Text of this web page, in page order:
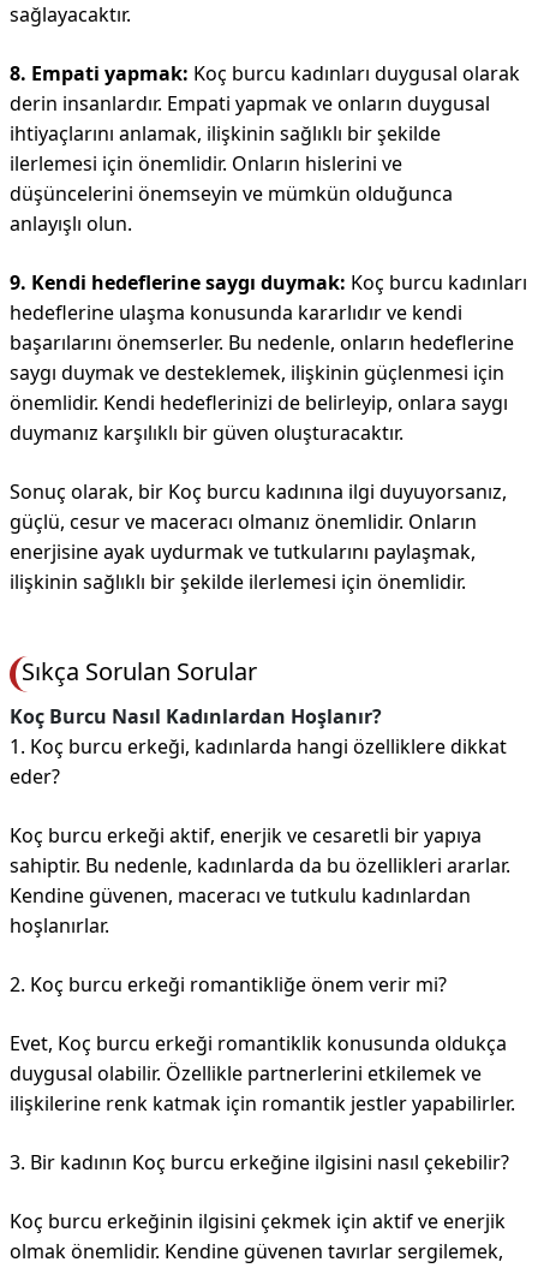
sağlayacaktır.
8. Empati yapmak: Koç burcu kadınları duygusal olarak
derin insanlardır. Empati yapmak ve onların duygusal
ihtiyaçlarını anlamak, ilişkinin sağlıklı bir şekilde
ilerlemesi için önemlidir. Onların hislerini ve
düşüncelerini önemseyin ve mümkün olduğunca
anlayışlı olun.
9. Kendi hedeflerine saygı duymak: Koç burcu kadınları
hedeflerine ulaşma konusunda kararlıdır ve kendi
başarılarını önemserler. Bu nedenle, onların hedeflerine
saygı duymak ve desteklemek, ilişkinin güçlenmesi için
önemlidir. Kendi hedeflerinizi de belirleyip, onlara saygı
duymanız karşılıklı bir güven oluşturacaktır.
Sonuç olarak, bir Koç burcu kadınına ilgi duyuyorsanız,
güçlü, cesur ve maceracı olmanız önemlidir. Onların
enerjisine ayak uydurmak ve tutkularını paylaşmak,
ilişkinin sağlıklı bir şekilde ilerlemesi için önemlidir.
Sıkça Sorulan Sorular
Koç Burcu Nasıl Kadınlardan Hoşlanır?
1. Koç burcu erkeği, kadınlarda hangi özelliklere dikkat
eder?
Koç burcu erkeği aktif, enerjik ve cesaretli bir yapıya
sahiptir. Bu nedenle, kadınlarda da bu özellikleri ararlar.
Kendine güvenen, maceracı ve tutkulu kadınlardan
hoşlanırlar.
2. Koç burcu erkeği romantikliğe önem verir mi?
Evet, Koç burcu erkeği romantiklik konusunda oldukça
duygusal olabilir. Özellikle partnerlerini etkilemek ve
ilişkilerine renk katmak için romantik jestler yapabilirler.
3. Bir kadının Koç burcu erkeğine ilgisini nasıl çekebilir?
Koç burcu erkeğinin ilgisini çekmek için aktif ve enerjik
olmak önemlidir. Kendine güvenen tavırlar sergilemek,